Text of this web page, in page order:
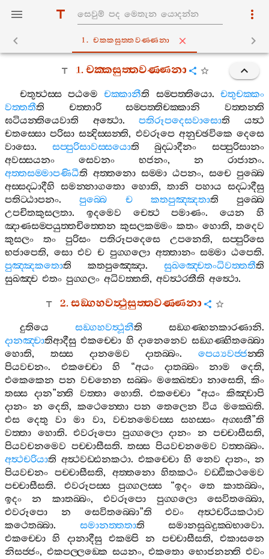
1. චක‍්කසුත‍්තවණ‍්ණනා
1.චක‍්කසුත‍්තවණ‍්ණනා
චතුත්‍ථස‍්ස පඨමෙ චක‍්කානීති සම‍්පත‍්තියො. චතුචක‍්කං
වත‍්තතීති චත‍්තාරි සම‍්පත‍්තිචක‍්කානි
වත‍්තන‍්ති
ඝටියන‍්තියෙවාති
අත්‍ථො.පතිරූපදෙසවාසොති
යත්‍ථ
චතස‍්සො පරිසා සන්‍දිස‍්සන‍්ති, එවරූපෙ අනුච‍්ඡවිකෙ දෙසෙ
වාසො. සප‍්පුරිසාවස‍්සයොති බුද‍්ධාදීනං
සප‍්පුරිසානං
අවස‍්සයනං
සෙවනං භජනං, න රාජානං.
අත‍්තසම‍්මාපණිධීති අත‍්තනො සම‍්මා ඨපනං, සචෙ පුබ‍්බෙ
අස‍්සද‍්ධාදීහි
සමන‍්නාගතො හොති,තානි පහාය සද‍්ධාදීසු
පතිට‍්ඨාපනං.පුබ‍්බෙ ච කතපුඤ‍්ඤතාති
පුබ‍්බෙ
උපචිතකුසලතා. ඉදමෙව චෙත්‍ථ පමාණං.යෙන
හි
ඤාණසම‍්පයුත‍්තචිත‍්තෙන කුසලකම‍්මං කතං හොති, තදෙව
කුසලං
තං පුරිසං පතිරූපදෙසෙ උපනෙති,සප‍්පුරිසෙ
භජාපෙති, සො එව ච පුග‍්ගලො අත‍්තානං සම‍්මා ඨපෙති.
පුඤ‍්ඤකතොති කතපුඤ‍්ඤො. සුඛඤ‍්චෙතංධිවත‍්තතීති
සුඛඤ‍්ච එතං පුග‍්ගලං අධිවත‍්තති, අවත්‍ථරතීති අත්‍ථො.
2.සඞ‍්ගහවත්‍ථුසුත‍්තවණ‍්ණනා
දුතියෙ සඞ‍්ගහවත්‍ථූනීති සඞ‍්ගණ‍්හනකාරණානි.
දානඤ‍්චාතිආදීසු එකච‍්චො හි දානෙනෙව සඞ‍්ගණ‍්හිතබ‍්බො
හොති, තස‍්ස දානමෙව දාතබ‍්බං. පෙය්‍යවජ‍්ජන‍්ති
පියවචනං. එකච‍්චො හි “අයං දාතබ‍්බං නාම දෙති,
එකෙකෙන පන වචනෙන සබ‍්බං මක‍්ඛෙත්‍වා නාසෙති,කිං
තස‍්ස දාන”න‍්ති වත‍්තා හොති. එකච‍්චො“අයං කිඤ‍්චාපි
දානං න දෙති, කථෙන‍්තො පන තෙලෙන විය මක‍්ඛෙති.
එස
දෙතු වා මා වා, වචනමෙවස‍්ස සහස‍්සං අග‍්ඝතී”ති
වත‍්තා හොති. එවරූපො පුග‍්ගලො දානං න පච‍්චාසීසති,
පියවචනමෙව පච‍්චාසීසති. තස‍්ස පියවචනමෙව වත‍්තබ‍්බං.
අත්‍ථචරියාති අත්‍ථවඩ‍්ඪනකථා. එකච‍්චො හි නෙව දානං, න
පියවචනං පච‍්චාසීසති, අත‍්තනො හිතකථං වඩ‍්ඪිකථමෙව
පච‍්චාසීසති. එවරූපස‍්ස පුග‍්ගලස‍්ස “ඉදං තෙ කාතබ‍්බං,
ඉදං
න කාතබ‍්බං,එවරූපො පුග‍්ගලො සෙවිතබ‍්බො,
එවරූපො
න සෙවිතබ‍්බො”ති එවං
අත්‍ථචරියකථාව
කථෙතබ‍්බා. සමානත‍්තතාති සමානසුඛදුක‍්ඛභාවො.
එකච‍්චො හි දානාදීසු එකම‍්පි න පච‍්චාසීසති,එකාසනෙ
නිසජ‍්ජං, එකපල‍්ලඞ‍්කෙ සයනං,එකතො භොජනන‍්ති එවං